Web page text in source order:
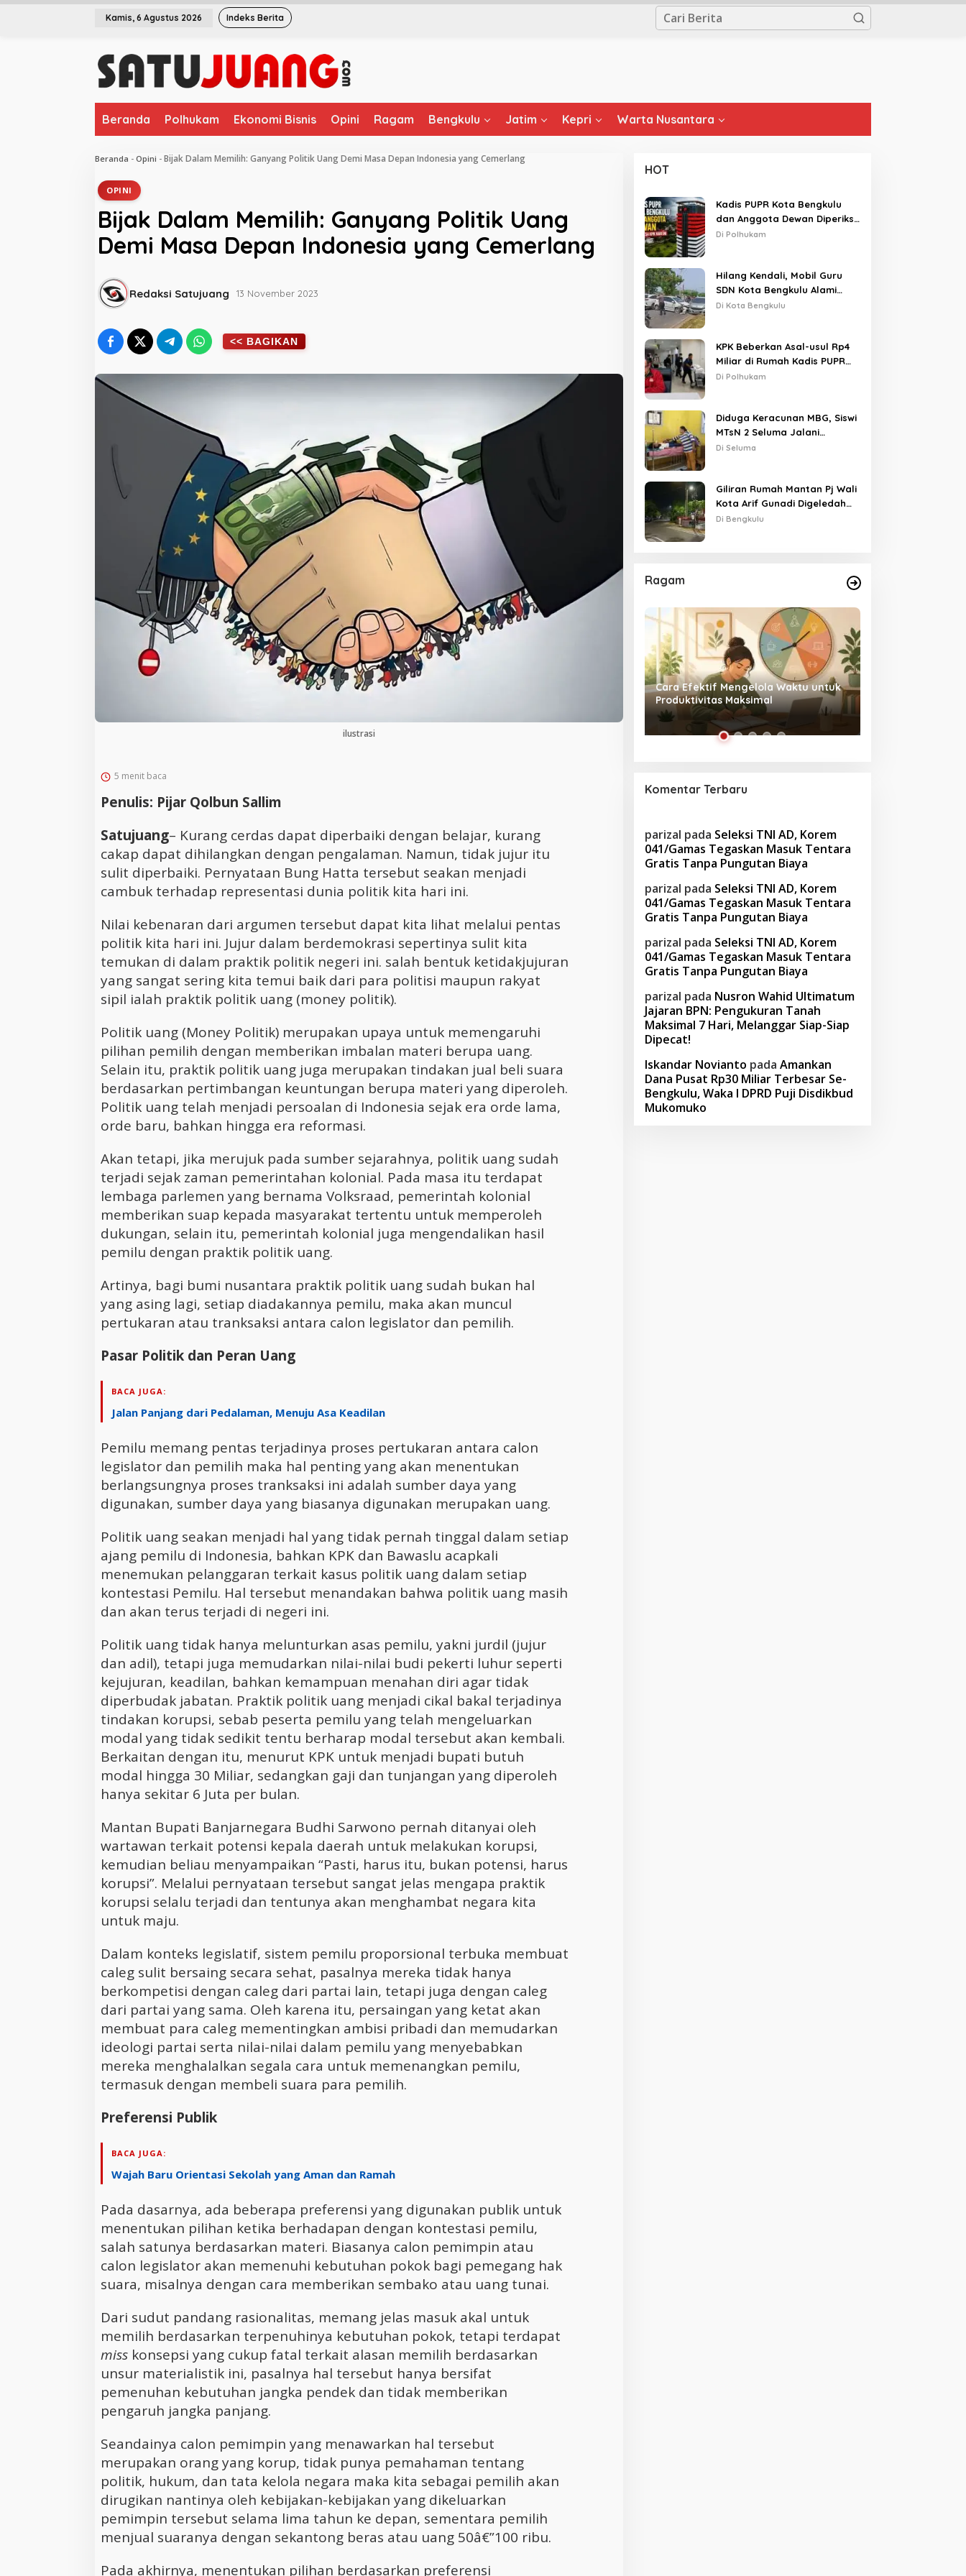
L
Kamis, 6 Agustus 2026 Indeks Berita
Beranda Polhukam Ekonomi Bisnis Opini Ragam Bengkulu Jatim Kepri Warta Nusantara
Beranda - Opini - Bijak Dalam Memilih: Ganyang Politik Uang Demi Masa Depan Indonesia yang Cemerlang
OPINI
Bijak Dalam Memilih: Ganyang Politik Uang
Demi Masa Depan Indonesia yang Cemerlang
Redaksi Satujuang 13 November 2023
ilustrasi
5 menit baca
Penulis: Pijar Qolbun Sallim
Satujuang– Kurang cerdas dapat diperbaiki dengan belajar, kurang
cakap dapat dihilangkan dengan pengalaman. Namun, tidak jujur itu
sulit diperbaiki. Pernyataan Bung Hatta tersebut seakan menjadi
cambuk terhadap representasi dunia politik kita hari ini.
Nilai kebenaran dari argumen tersebut dapat kita lihat melalui pentas
politik kita hari ini. Jujur dalam berdemokrasi sepertinya sulit kita
temukan di dalam praktik politik negeri ini. salah bentuk ketidakjujuran
yang sangat sering kita temui baik dari para politisi maupun rakyat
sipil ialah praktik politik uang (money politik).
Politik uang (Money Politik) merupakan upaya untuk memengaruhi
pilihan pemilih dengan memberikan imbalan materi berupa uang.
Selain itu, praktik politik uang juga merupakan tindakan jual beli suara
berdasarkan pertimbangan keuntungan berupa materi yang diperoleh.
Politik uang telah menjadi persoalan di Indonesia sejak era orde lama,
orde baru, bahkan hingga era reformasi.
Akan tetapi, jika merujuk pada sumber sejarahnya, politik uang sudah
terjadi sejak zaman pemerintahan kolonial. Pada masa itu terdapat
lembaga parlemen yang bernama Volksraad, pemerintah kolonial
memberikan suap kepada masyarakat tertentu untuk memperoleh
dukungan, selain itu, pemerintah kolonial juga mengendalikan hasil
pemilu dengan praktik politik uang.
Artinya, bagi bumi nusantara praktik politik uang sudah bukan hal
yang asing lagi, setiap diadakannya pemilu, maka akan muncul
pertukaran atau tranksaksi antara calon legislator dan pemilih.
Pasar Politik dan Peran Uang
BACA JUGA:
Jalan Panjang dari Pedalaman, Menuju Asa Keadilan
Pemilu memang pentas terjadinya proses pertukaran antara calon
legislator dan pemilih maka hal penting yang akan menentukan
berlangsungnya proses tranksaksi ini adalah sumber daya yang
digunakan, sumber daya yang biasanya digunakan merupakan uang.
Politik uang seakan menjadi hal yang tidak pernah tinggal dalam setiap
ajang pemilu di Indonesia, bahkan KPK dan Bawaslu acapkali
menemukan pelanggaran terkait kasus politik uang dalam setiap
kontestasi Pemilu. Hal tersebut menandakan bahwa politik uang masih
dan akan terus terjadi di negeri ini.
Politik uang tidak hanya melunturkan asas pemilu, yakni jurdil (jujur
dan adil), tetapi juga memudarkan nilai-nilai budi pekerti luhur seperti
kejujuran, keadilan, bahkan kemampuan menahan diri agar tidak
diperbudak jabatan. Praktik politik uang menjadi cikal bakal terjadinya
tindakan korupsi, sebab peserta pemilu yang telah mengeluarkan
modal yang tidak sedikit tentu berharap modal tersebut akan kembali.
Berkaitan dengan itu, menurut KPK untuk menjadi bupati butuh
modal hingga 30 Miliar, sedangkan gaji dan tunjangan yang diperoleh
hanya sekitar 6 Juta per bulan.
Mantan Bupati Banjarnegara Budhi Sarwono pernah ditanyai oleh
wartawan terkait potensi kepala daerah untuk melakukan korupsi,
kemudian beliau menyampaikan “Pasti, harus itu, bukan potensi, harus
korupsi”. Melalui pernyataan tersebut sangat jelas mengapa praktik
korupsi selalu terjadi dan tentunya akan menghambat negara kita
untuk maju.
Dalam konteks legislatif, sistem pemilu proporsional terbuka membuat
caleg sulit bersaing secara sehat, pasalnya mereka tidak hanya
berkompetisi dengan caleg dari partai lain, tetapi juga dengan caleg
dari partai yang sama. Oleh karena itu, persaingan yang ketat akan
membuat para caleg mementingkan ambisi pribadi dan memudarkan
ideologi partai serta nilai-nilai dalam pemilu yang menyebabkan
mereka menghalalkan segala cara untuk memenangkan pemilu,
termasuk dengan membeli suara para pemilih.
Preferensi Publik
BACA JUGA:
Wajah Baru Orientasi Sekolah yang Aman dan Ramah
Pada dasarnya, ada beberapa preferensi yang digunakan publik untuk
menentukan pilihan ketika berhadapan dengan kontestasi pemilu,
salah satunya berdasarkan materi. Biasanya calon pemimpin atau
calon legislator akan memenuhi kebutuhan pokok bagi pemegang hak
suara, misalnya dengan cara memberikan sembako atau uang tunai.
Dari sudut pandang rasionalitas, memang jelas masuk akal untuk
memilih berdasarkan terpenuhinya kebutuhan pokok, tetapi terdapat
miss konsepsi yang cukup fatal terkait alasan memilih berdasarkan
unsur materialistik ini, pasalnya hal tersebut hanya bersifat
pemenuhan kebutuhan jangka pendek dan tidak memberikan
pengaruh jangka panjang.
Seandainya calon pemimpin yang menawarkan hal tersebut
merupakan orang yang korup, tidak punya pemahaman tentang
politik, hukum, dan tata kelola negara maka kita sebagai pemilih akan
dirugikan nantinya oleh kebijakan-kebijakan yang dikeluarkan
pemimpin tersebut selama lima tahun ke depan, sementara pemilih
menjual suaranya dengan sekantong beras atau uang 50â€”100 ribu.
Pada akhirnya, menentukan pilihan berdasarkan preferensi
HOT
Kadis PUPR Kota Bengkulu
dan Anggota Dewan Diperiksa
KPK Hari Ini
Di Polhukam
Hilang Kendali, Mobil Guru
SDN Kota Bengkulu Alami
Tabrakan Beruntun di Lampu
Di Kota Bengkulu
KPK Beberkan Asal-usul Rp4
Miliar di Rumah Kadis PUPR
Kota Bengkulu
Di Polhukam
Diduga Keracunan MBG, Siswi
MTsN 2 Seluma Jalani
Perawatan Intensif di RSUD
Di Seluma
Giliran Rumah Mantan Pj Wali
Kota Arif Gunadi Digeledah
KPK, Sinyal Pengusutan
Di Bengkulu
Ragam
Tanpa Skrip, Penuh Interaksi:
‘Beghusik Ghumah Nggi’ Hadirkan
Ruang Digital Seperti Rumah Sendiri
Komentar Terbaru
parizal pada Seleksi TNI AD, Korem
041/Gamas Tegaskan Masuk Tentara
Gratis Tanpa Pungutan Biaya
parizal pada Seleksi TNI AD, Korem
041/Gamas Tegaskan Masuk Tentara
Gratis Tanpa Pungutan Biaya
parizal pada Seleksi TNI AD, Korem
041/Gamas Tegaskan Masuk Tentara
Gratis Tanpa Pungutan Biaya
parizal pada Nusron Wahid Ultimatum
Jajaran BPN: Pengukuran Tanah
Maksimal 7 Hari, Melanggar Siap-Siap
Dipecat!
Iskandar Novianto pada Amankan
Dana Pusat Rp30 Miliar Terbesar Se-
Bengkulu, Waka I DPRD Puji Disdikbud
Mukomuko